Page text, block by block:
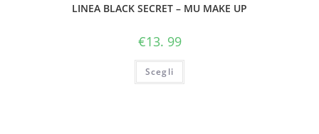
LINEA BLACK SECRET – MU MAKE UP
€13. 99
Scegli